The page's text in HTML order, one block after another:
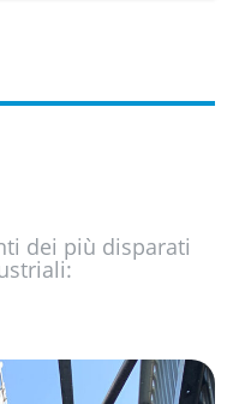
dei più disparati